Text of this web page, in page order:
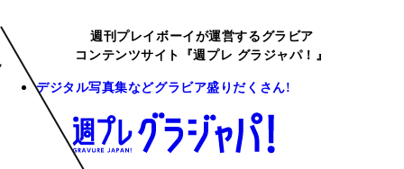
週刊プレイボーイが運営するグラビア
コンテンツサイト『週プレ グラジャパ！』
デジタル写真集などグラビア盛りだくさん!